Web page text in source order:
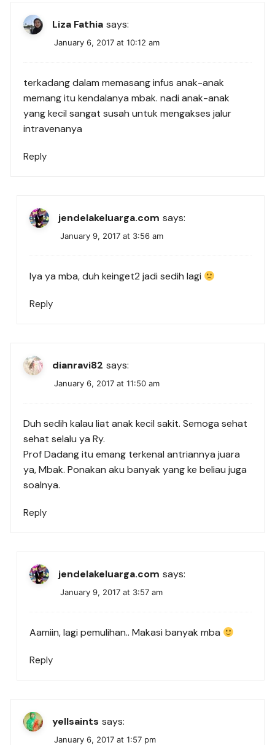
Liza Fathia says:
January 6, 2017 at 10:12 am
terkadang dalam memasang infus anak-anak
memang itu kendalanya mbak. nadi anak-anak
yang kecil sangat susah untuk mengakses jalur
intravenanya
Reply
jendelakeluarga.com says:
January 9, 2017 at 3:56 am
Iya ya mba, duh keinget2 jadi sedih lagi
Reply
dianravi82 says:
January 6, 2017 at 11:50 am
Duh sedih kalau liat anak kecil sakit. Semoga sehat
sehat selalu ya Ry.
Prof Dadang itu emang terkenal antriannya juara
ya, Mbak. Ponakan aku banyak yang ke beliau juga
soalnya.
Reply
jendelakeluarga.com says:
January 9, 2017 at 3:57 am
Aamiin, lagi pemulihan.. Makasi banyak mba
Reply
yellsaints says:
January 6, 2017 at 1:57 pm